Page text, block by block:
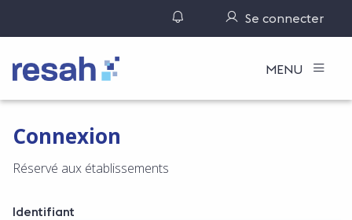
Gérer ses notifications
Se connecter
Logo Resah MENU
Connexion
Réservé aux établissements
Identifiant